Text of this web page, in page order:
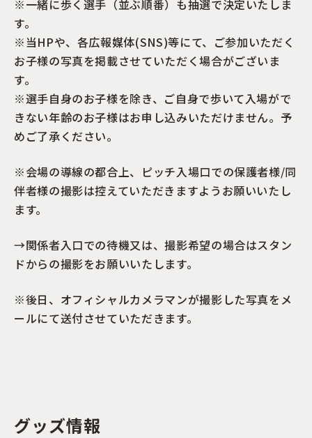
※一緒に歩く選手（並ぶ順番）も抽選で決定いたしま
す。
※当HPや、各広報媒体(SNS)等にて、ご参加いただく
お子様の写真を掲載させていただく場合がございま
す。
※選手自身のお子様を除き、ご自身で歩いて入場がで
きない年齢のお子様はお申し込みいただけません。予
めご了承ください。
※会場の導線の都合上、ピッチ入場口での保護者様/同
伴者様の撮影は控えていただきますようお願いいたし
ます。
→関係者入口での待機又は、撮影希望の場合はスタン
ドからの撮影をお願いいたします。
※後日、オフィシャルカメラマンが撮影した写真をメ
ールにて送付させていただきます。
グッズ情報